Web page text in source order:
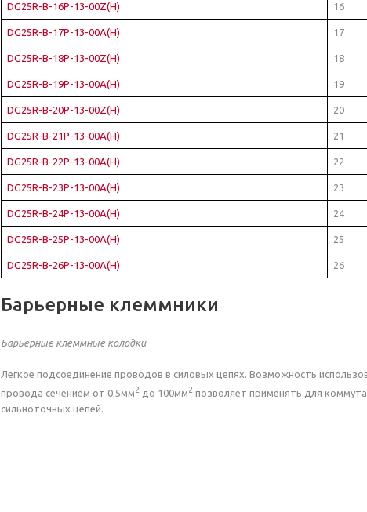
DG25R-B-16P-13-00Z(H) 16
DG25R-B-17P-13-00A(H) 17
DG25R-B-18P-13-00Z(H) 18
DG25R-B-19P-13-00A(H) 19
DG25R-B-20P-13-00Z(H) 20
DG25R-B-21P-13-00A(H) 21
DG25R-B-22P-13-00A(H) 22
DG25R-B-23P-13-00A(H) 23
DG25R-B-24P-13-00A(H) 24
DG25R-B-25P-13-00A(H) 25
DG25R-B-26P-13-00A(H) 26
Барьерные клеммники
Барьерные клеммные колодки
Легкое подсоединение проводов в силовых цепях. Возможность
провода сечением от 0.5мм2 до 100мм2 позволяет применять для
сильноточных цепей.